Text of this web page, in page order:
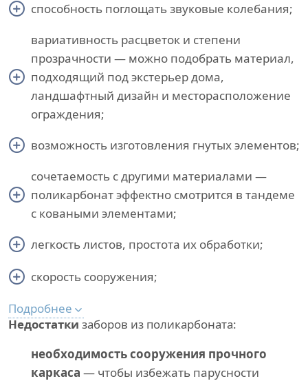
способность поглощать звуковые колебания;
вариативность расцветок и степени
прозрачности — можно подобрать материал,
подходящий под экстерьер дома,
ландшафтный дизайн и месторасположение
ограждения;
возможность изготовления гнутых элементов;
сочетаемость с другими материалами —
поликарбонат эффектно смотрится в тандеме
с коваными элементами;
легкость листов, простота их обработки;
скорость сооружения;
Подробнее
Недостатки заборов из поликарбоната:
необходимость сооружения прочного
каркаса — чтобы избежать парусности